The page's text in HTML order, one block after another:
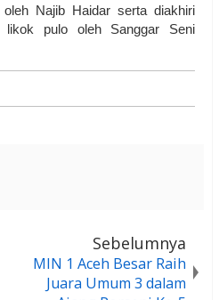
Najib Haidar serta diakhiri
likok pulo oleh Sanggar Seni
Sebelumnya
MIN 1 Aceh Besar Raih
Juara Umum 3 dalam